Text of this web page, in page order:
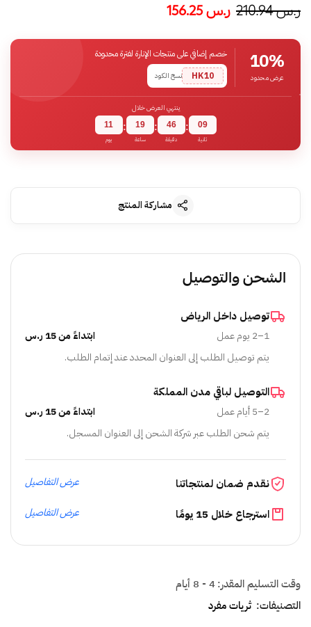
ر.س210.94 ر.س156.25
10%
عرض محدود
خصم إضافي على منتجات الإنارة لفترة محدودة
HK10
نسخ الكود
ينتهي العرض خلال
11
يوم
: 19
ساعة
: 46
دقيقة
: 08
ثانية
مشاركة المنتج
الشحن والتوصيل
توصيل داخل الرياض
1–2 يوم عمل
ابتداءً من 15 ر.س
يتم توصيل الطلب إلى العنوان المحدد عند إتمام الطلب.
التوصيل لباقي مدن المملكة
2–5 أيام عمل
ابتداءً من 15 ر.س
يتم شحن الطلب عبر شركة الشحن إلى العنوان المسجل.
نقدم ضمان لمنتجاتنا عرض التفاصيل
استرجاع خلال 15 يومًا عرض التفاصيل
وقت التسليم المقدر:4 - 8 أيام
التصنيفات: ثريات مفرد